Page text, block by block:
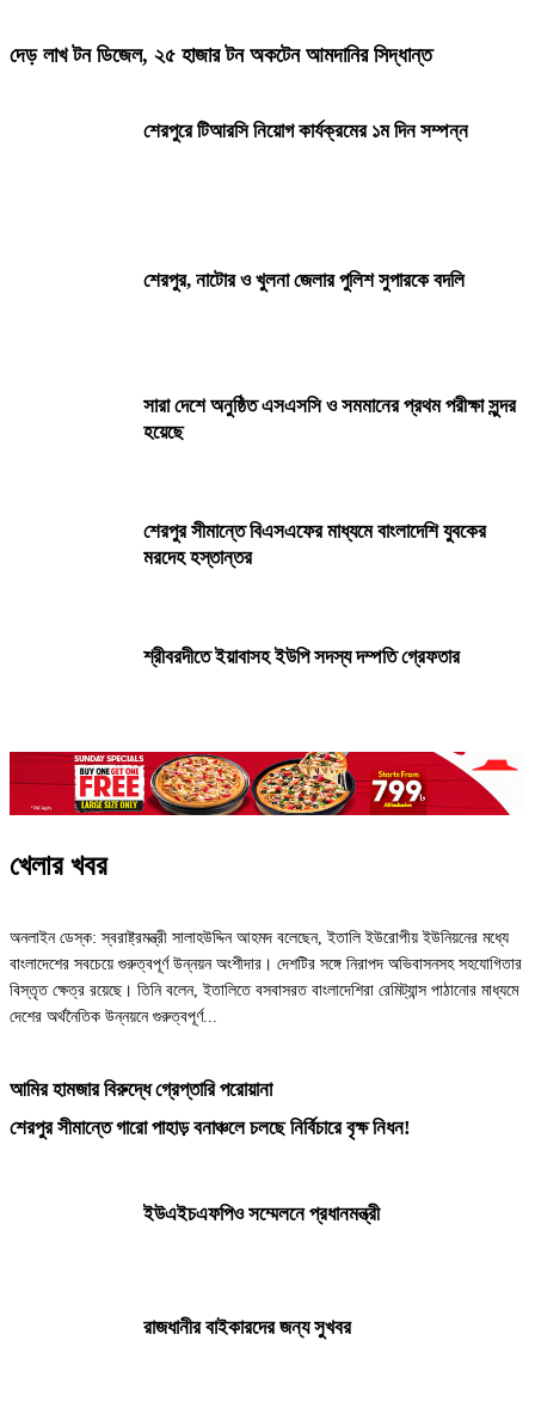
দেড় লাখ টন ডিজেল, ২৫ হাজার টন অকটেন আমদানির সিদ্ধান্ত
শেরপুরে টিআরসি নিয়োগ কার্যক্রমের ১ম দিন সম্পন্ন
শেরপুর, নাটোর ও খুলনা জেলার পুলিশ সুপারকে বদলি
সারা দেশে অনুষ্ঠিত এসএসসি ও সমমানের প্রথম পরীক্ষা সুন্দর
হয়েছে
শেরপুর সীমান্তে বিএসএফের মাধ্যমে বাংলাদেশি যুবকের
মরদেহ হস্তান্তর
শ্রীবরদীতে ইয়াবাসহ ইউপি সদস্য দম্পতি গ্রেফতার
খেলার খবর
স্বরাষ্ট্রমন্ত্রীর সঙ্গে ইতালির রাষ্ট্রদূতের সাক্ষাৎ
অনলাইন ডেস্ক: স্বরাষ্ট্রমন্ত্রী সালাহউদ্দিন আহমদ বলেছেন, ইতালি ইউরোপীয় ইউনিয়নের মধ্যে
বাংলাদেশের সবচেয়ে গুরুত্বপূর্ণ উন্নয়ন অংশীদার। দেশটির সঙ্গে নিরাপদ অভিবাসনসহ সহযোগিতার
বিস্তৃত ক্ষেত্র রয়েছে। তিনি বলেন, ইতালিতে বসবাসরত বাংলাদেশিরা রেমিট্যান্স পাঠানোর মাধ্যমে
দেশের অর্থনৈতিক উন্নয়নে গুরুত্বপূর্ণ...
আমির হামজার বিরুদ্ধে গ্রেপ্তারি পরোয়ানা
শেরপুর সীমান্তে গারো পাহাড় বনাঞ্চলে চলছে নির্বিচারে বৃক্ষ নিধন!
ইউএইচএফপিও সম্মেলনে প্রধানমন্ত্রী
রাজধানীর বাইকারদের জন্য সুখবর